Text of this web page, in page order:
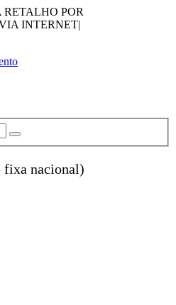
RETALHO POR
INTERNET|
fixa nacional)